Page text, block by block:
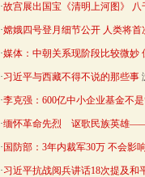
·故宫展出国宝《清明上河图》
·嫦娥四号登月细节公开 人类将首
·媒体：中朝关系现阶段比较微妙
·习近平与西藏不得不说的那些事
·李克强：600亿中小企业基金不
·缅怀革命先烈 讴歌民族英雄
· 国防部：3年内裁军30万 不会影
·习近平抗战阅兵讲话18次提及和